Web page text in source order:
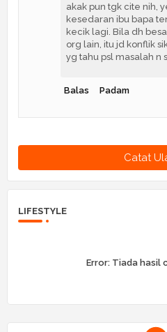
akak pun tgk cite nih,
kesedaran ibu bapa
kecik lagi. Bila dh
org lain, itu jd konflik
yg tahu psl masalah n
Balas Padam
Catat
LIFESTYLE
Error:Tiada hasil